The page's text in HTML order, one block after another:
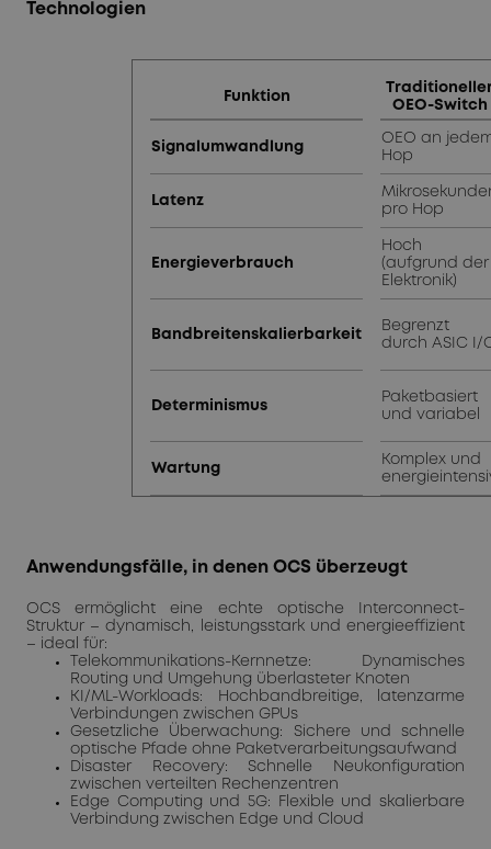
Technologien
Funktion
OEO-Switch
Signalumwandlung
OEO an
Hop
Latenz
pro Hop
Energieverbrauch
Hoch
(aufgrund der
Elektronik)
Bandbreitenskalierbarkeit
Begrenzt
durch ASIC I/
Determinismus
Paketbasiert
und variabel
Wartung
Komplex und
Anwendungsfälle, in denen OCS überzeugt
OCS ermöglicht eine echte optische Interconnect-
Struktur – dynamisch, leistungsstark und energieeffizient
– ideal für:
Telekommunikations-Kernnetze: Dynamisches
Routing und Umgehung überlasteter Knoten
KI/ML-Workloads: Hochbandbreitige, latenzarme
Verbindungen zwischen GPUs
Gesetzliche Überwachung: Sichere und schnelle
optische Pfade ohne Paketverarbeitungsaufwand
Disaster Recovery: Schnelle Neukonfiguration
zwischen verteilten Rechenzentren
Edge Computing und 5G: Flexible und skalierbare
Verbindung zwischen Edge und Cloud